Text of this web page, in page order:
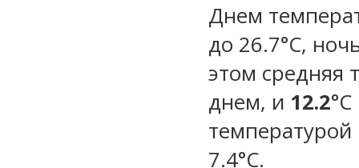
Днем
до 26.7°C,
этом средняя
днем, и 12.2
температурой
7.4°С.